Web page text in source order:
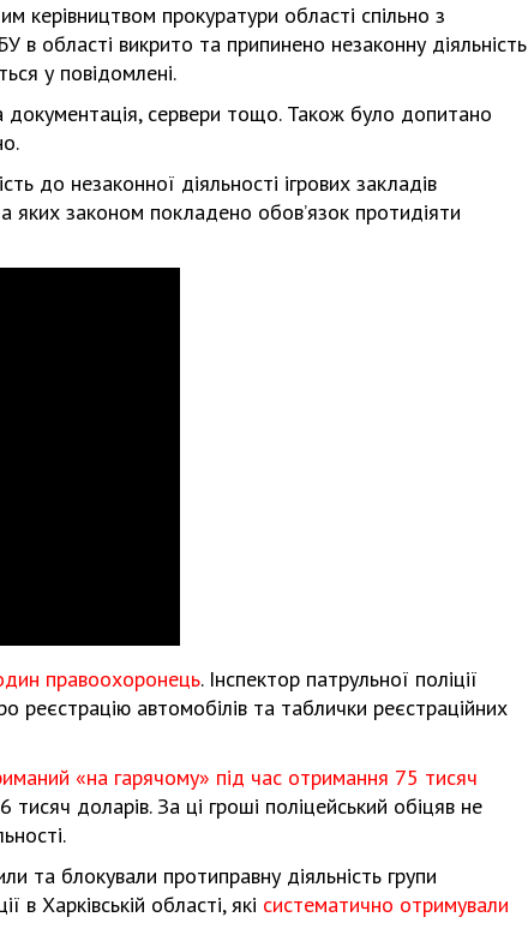
керівництвом прокуратури області спільно з
області викрито та припинено незаконну діяльність
у повідомлені.
документація, сервери тощо. Також було допитано
до незаконної діяльності ігрових закладів
яких законом покладено обов’язок протидіяти
правоохоронець. Інспектор патрульної поліції
реєстрацію автомобілів та таблички реєстраційних
«на гарячому» під час отримання 75 тисяч
доларів. За ці гроші поліцейський обіцяв не
та блокували протиправну діяльність групи
в Харківській області, які систематично отримували